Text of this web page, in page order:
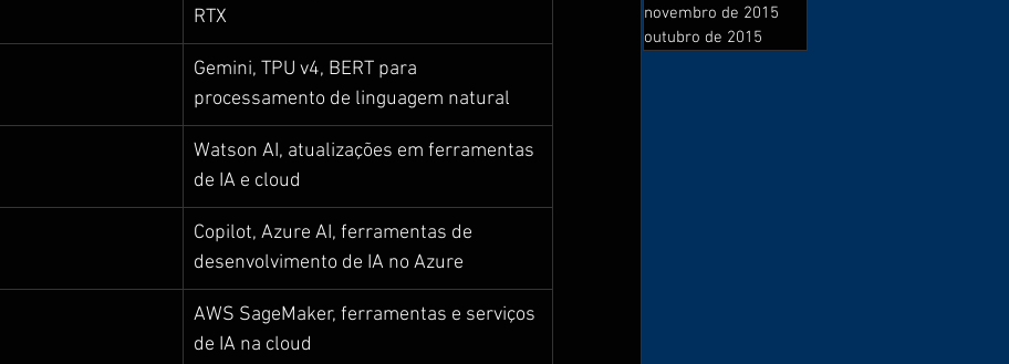
RTX
Gemini, TPU v4, BERT para
processamento de linguagem natural
Watson AI, atualizações em ferramentas
de IA e cloud
Copilot, Azure AI, ferramentas de
desenvolvimento de IA no Azure
AWS SageMaker, ferramentas e serviços
de IA na cloud
novembro de 2015
outubro de 2015